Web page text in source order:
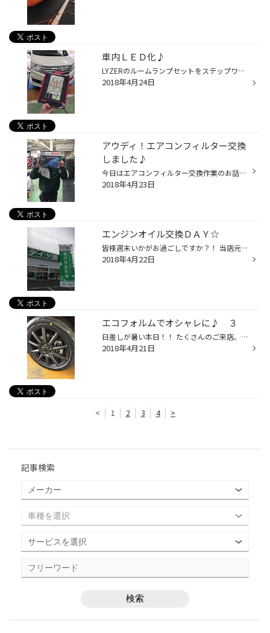
車内ＬＥＤ化♪
LYZERのルームランプセットをステップワゴンに取り付けしましたよ！ セット品なので、この部品達を・・・ 交換していきます！！！ ↓ ↓ ↓ じゃん！！！ Ｂｅｆｏｒｅ ↓ Ａｆｔｅｒ ↓ Ｂｅｆｏｒｅ ↓ Ａｆｔｅｒ ↓ Ｂｅｆｏｒｅ ↓ Ａｆｔｅｒ ↓ スタッフ蜂谷、バタバタしていて交換後確認出来ませんで...
2018年4月24日
アウディ！エアコンフィルター交換
しました♪
今日はエアコンフィルター交換作業のお話です～ やっぱり輸入車用は大きいですね～ スタッフ鈴木の顔が見えません。笑 アウディにお乗りのお客様からご依頼いただきました♪ 取り寄せにてお時間をいただきましたが、 しっかり作業させていただきました！！ 作業はスタッフ中田がしっかり作業させてい...
2018年4月23日
エンジンオイル交換ＤＡＹ☆
皆様週末いかがお過ごしですか？！ 当店元気に営業中ですよ！！ 今日は曇り空ですね。 本日エンジンオイル交換ＤＡＹです（＾＾） 待ち時間にはこちらでお楽しみ下さい！ ご夫婦でオセロされていてほっこりしました♪ 最近は知恵の輪、スタッフ蜂谷閉店後毎日戻しています！ 是非遊んでお待ち下さい...
2018年4月22日
エコフォルムでオシャレに♪ ３
日差しが暑い本日！！ たくさんのご来店、ありがとうございました～（＾＾） 今日の取付けは… 【エコフォルムＣＲＳ１３１】 ナチュラルブラック♪ ＣＲＳ１３１ ☆詳しくはこちらをクリック☆ 相変わらず人気のブラックホイール！！ ボディと同色で素敵ですね☆ ブリヂストンのアルミホイールは 「いつ...
2018年4月21日
< 1 2 3 4 >
記事検索